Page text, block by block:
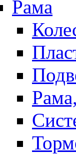
Рама